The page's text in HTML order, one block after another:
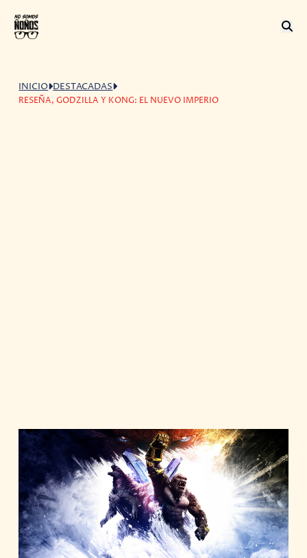
INICIO DESTACADAS
RESEÑA, GODZILLA Y KONG: EL NUEVO IMPERIO